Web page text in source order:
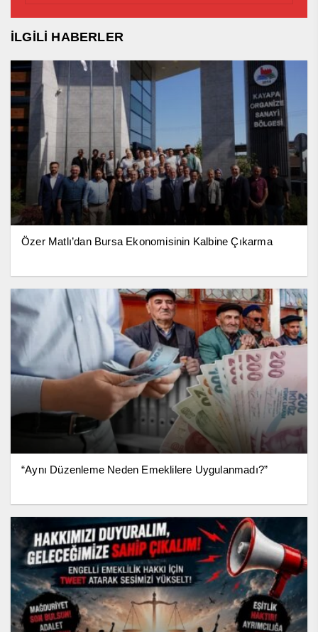
İLGİLİ HABERLER
Özer Matlı’dan Bursa Ekonomisinin Kalbine Çıkarma
“Aynı Düzenleme Neden Emeklilere Uygulanmadı?”